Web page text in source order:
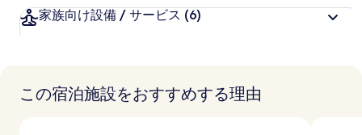
家族向け設備 / サービス (6)
この宿泊施設をおすすめする理由